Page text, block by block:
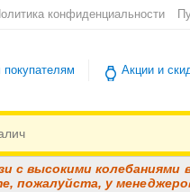
конфиденциальности
Акции и
высокими колебаниями
пожалуйста, у